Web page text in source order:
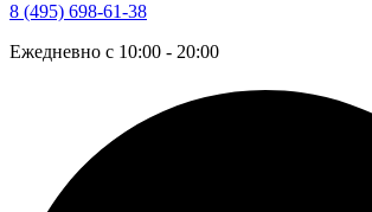
8 (495) 698-61-38
Ежедневно с 10:00 - 20:00